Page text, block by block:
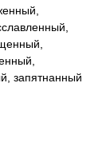
запятнанный